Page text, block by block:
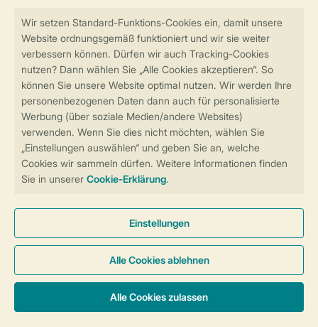
Sicherstellung Deiner Privatsphäre
Weitere Informationen und Einstellungen
Sicher und schnell zur Online-Buchung
Sichere Datenübertragung
Sicheres Bezahlen
Allgemeine Bedingungen Impressum
Cookies und Banner
Barrierefreiheit